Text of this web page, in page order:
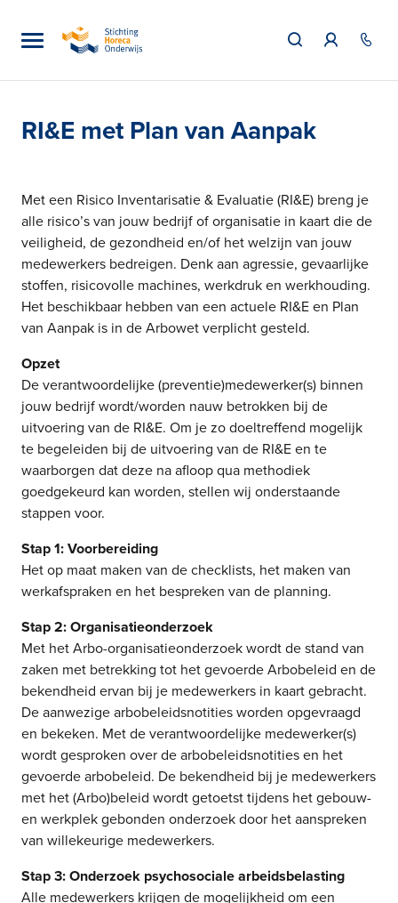
RI&E met Plan van Aanpak
Met een Risico Inventarisatie & Evaluatie (RI&E) breng je
alle risico’s van jouw bedrijf of organisatie in kaart die de
veiligheid, de gezondheid en/of het welzijn van jouw
medewerkers bedreigen. Denk aan agressie, gevaarlijke
stoffen, risicovolle machines, werkdruk en werkhouding.
Het beschikbaar hebben van een actuele RI&E en Plan
van Aanpak is in de Arbowet verplicht gesteld.
Opzet
De verantwoordelijke (preventie)medewerker(s) binnen
jouw bedrijf wordt/worden nauw betrokken bij de
uitvoering van de RI&E. Om je zo doeltreffend mogelijk
te begeleiden bij de uitvoering van de RI&E en te
waarborgen dat deze na afloop qua methodiek
goedgekeurd kan worden, stellen wij onderstaande
stappen voor.
Stap 1: Voorbereiding
Het op maat maken van de checklists, het maken van
werkafspraken en het bespreken van de planning.
Stap 2: Organisatieonderzoek
Met het Arbo-organisatieonderzoek wordt de stand van
zaken met betrekking tot het gevoerde Arbobeleid en de
bekendheid ervan bij je medewerkers in kaart gebracht.
De aanwezige arbobeleidsnotities worden opgevraagd
en bekeken. Met de verantwoordelijke medewerker(s)
wordt gesproken over de arbobeleidsnotities en het
gevoerde arbobeleid. De bekendheid bij je medewerkers
met het (Arbo)beleid wordt getoetst tijdens het gebouw-
en werkplek gebonden onderzoek door het aanspreken
van willekeurige medewerkers.
Stap 3: Onderzoek psychosociale arbeidsbelasting
Alle medewerkers krijgen de mogelijkheid om een